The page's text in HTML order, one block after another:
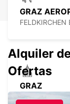
GRAZ
FELDKIRCHEN
GRAZ
GRAZ - AUSTRIA
Alquiler
Ofertas